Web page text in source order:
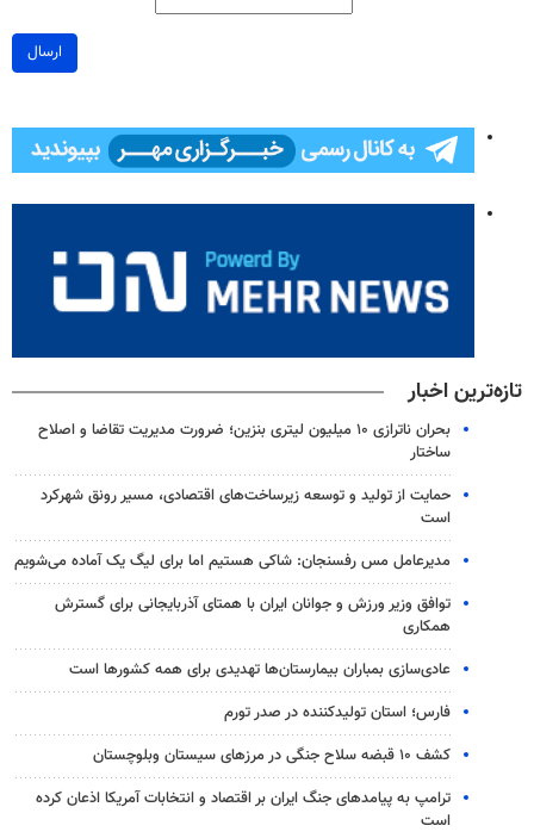
ارسال
تازه‌ترین اخبار
بحران ناترازی ۱۰ میلیون لیتری بنزین؛ ضرورت مدیریت تقاضا و اصلاح
ساختار
حمایت از تولید و توسعه زیرساخت‌های اقتصادی، مسیر رونق شهرکرد
است
مدیرعامل مس رفسنجان: شاکی هستیم اما برای لیگ یک آماده می‌شویم
توافق وزیر ورزش و جوانان ایران با همتای آذربایجانی برای گسترش
همکاری
عادی‌سازی بمباران بیمارستان‌ها تهدیدی برای همه کشورها است
فارس؛ استان تولیدکننده در صدر تورم
کشف ۱۰ قبضه سلاح جنگی در مرزهای سیستان وبلوچستان
ترامپ به پیامدهای جنگ ایران بر اقتصاد و انتخابات آمریکا اذعان کرده
است